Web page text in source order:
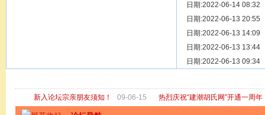
[ 散文随笔 ] 写给远在天
日期:2022-06-14 08:32
[ 宗亲新闻 ] 关于“金鸡落
日期:2022-06-13 20:55
[ 庙堂宗祠 ] 洽礼祖祠
日期:2022-06-13 14:09
[ 庙堂宗祠 ] 京华胡氏二
日期:2022-06-13 13:44
[ 庙堂宗祠 ] 祖祠、家庙
日期:2022-06-13 09:34
新入论坛宗亲朋友须知！ 09-06-15 热烈庆祝“建潮胡氏网”开通一周年